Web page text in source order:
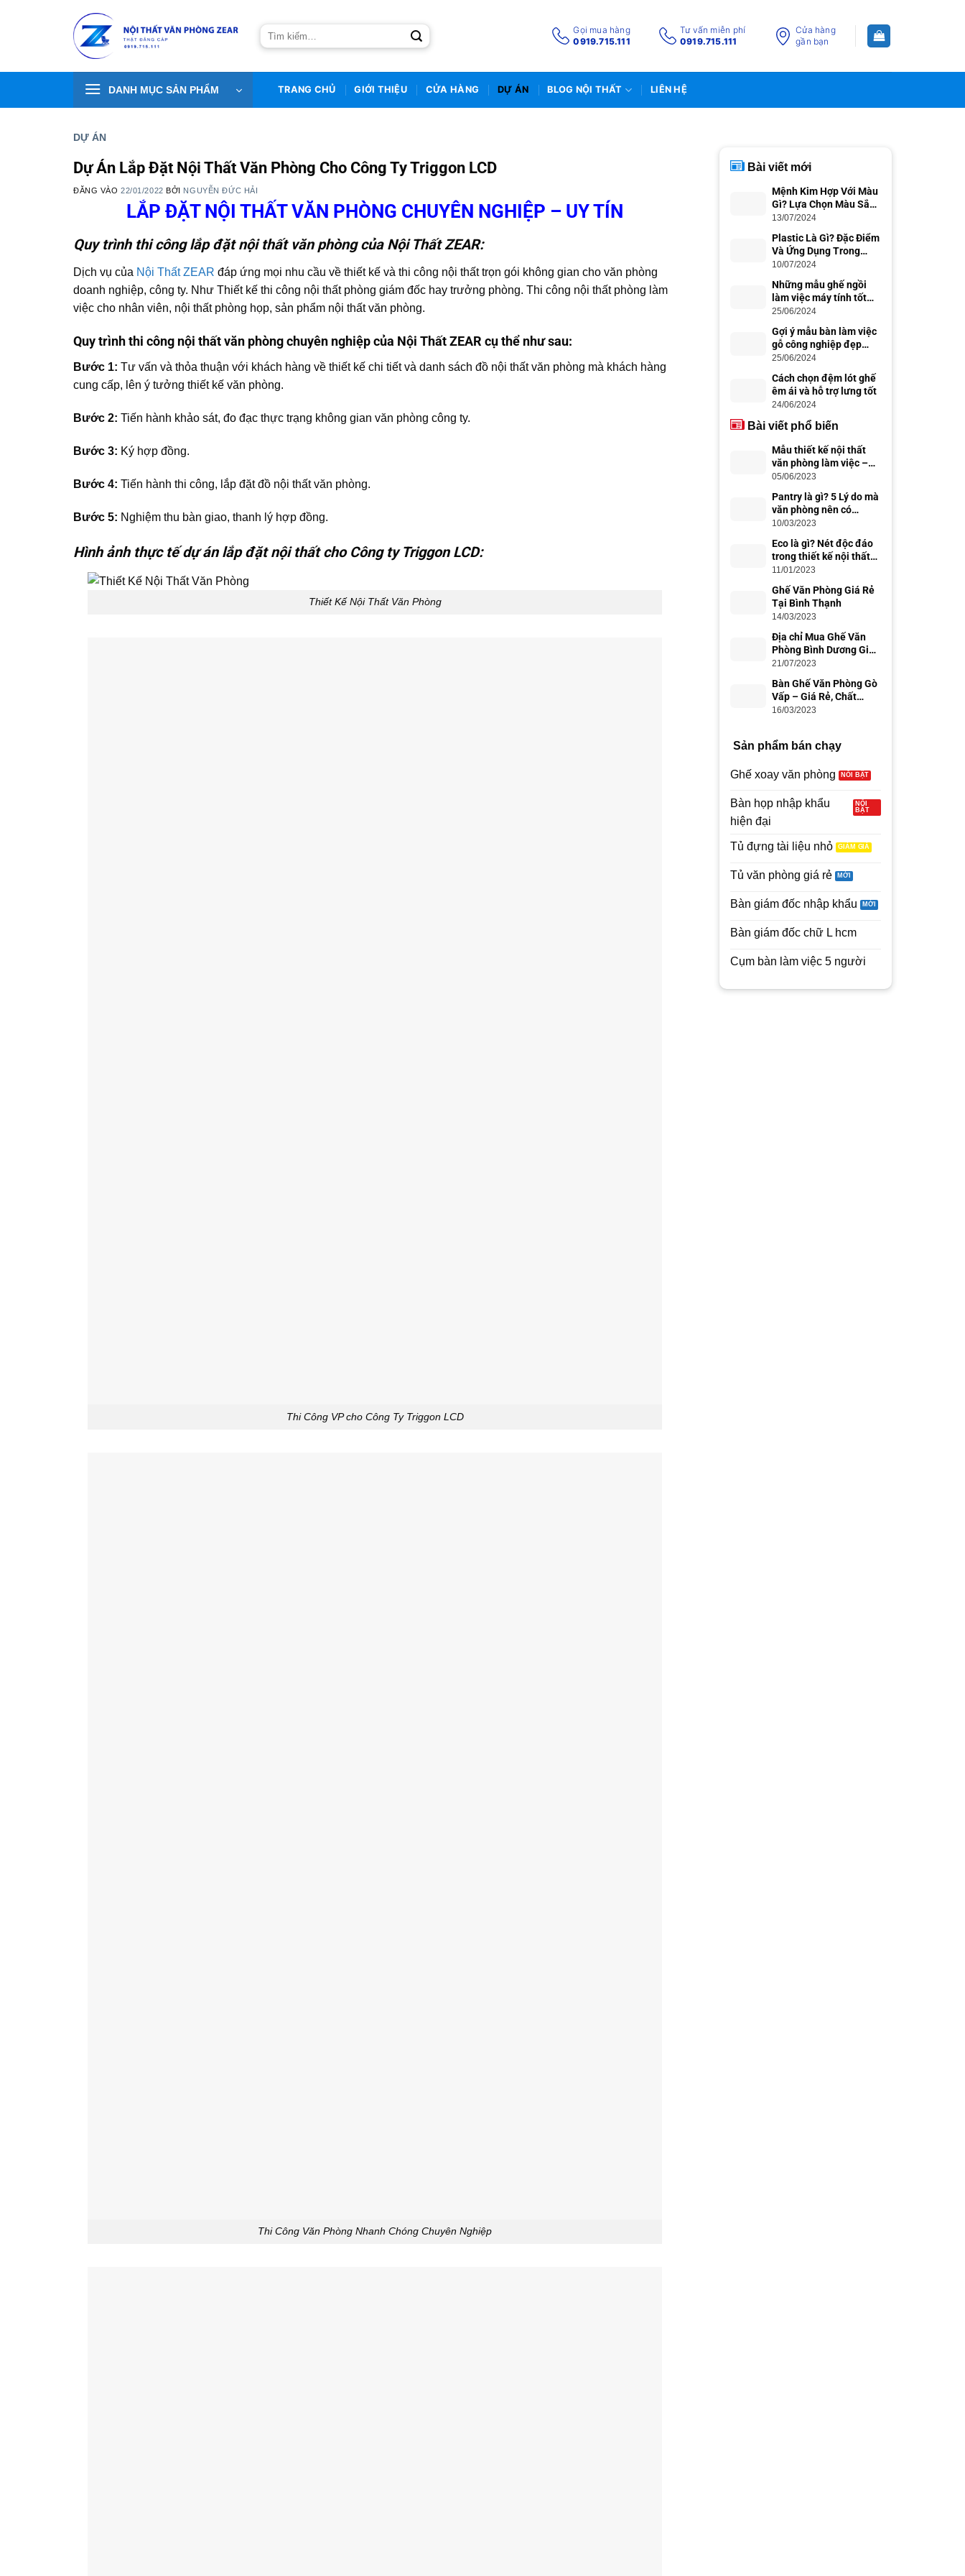
Tìm
kiếm:
Gọi mua hàng
0919.715.111
Tư vấn miễn phí
0919.715.111
Cửa hàng
gần bạn
DANH MỤC SẢN PHẨM TRANG CHỦ GIỚI THIỆU CỬA HÀNG DỰ ÁN BLOG NỘI THẤT LIÊN HỆ
DỰ ÁN
Dự Án Lắp Đặt Nội Thất Văn Phòng Cho Công Ty Triggon LCD
ĐĂNG VÀO22/01/2022 BỞI NGUYỄN ĐỨC HẢI
LẮP ĐẶT NỘI THẤT VĂN PHÒNG CHUYÊN NGHIỆP – UY TÍN
Quy trình thi công lắp đặt nội thất văn phòng của Nội Thất ZEAR:
Dịch vụ của Nội Thất ZEAR đáp ứng mọi nhu cầu về thiết kế và thi công nội thất trọn gói không gian cho văn phòng
doanh nghiệp, công ty. Như Thiết kế thi công nội thất phòng giám đốc hay trưởng phòng. Thi công nội thất phòng làm
việc cho nhân viên, nội thất phòng họp, sản phẩm nội thất văn phòng.
Quy trình thi công nội thất văn phòng chuyên nghiệp của Nội Thất ZEAR cụ thể như sau:
Bước 1: Tư vấn và thỏa thuận với khách hàng về thiết kế chi tiết và danh sách đồ nội thất văn phòng mà khách hàng
cung cấp, lên ý tưởng thiết kế văn phòng.
Bước 2: Tiến hành khảo sát, đo đạc thực trạng không gian văn phòng công ty.
Bước 3: Ký hợp đồng.
Bước 4: Tiến hành thi công, lắp đặt đồ nội thất văn phòng.
Bước 5: Nghiệm thu bàn giao, thanh lý hợp đồng.
Hình ảnh thực tế dự án lắp đặt nội thất cho Công ty Triggon LCD:
Thiết Kế Nội Thất Văn Phòng
Thi Công VP cho Công Ty Triggon LCD
Thi Công Văn Phòng Nhanh Chóng Chuyên Nghiệp
Bài viết mới
Mệnh Kim Hợp Với Màu
Gì? Lựa Chọn Màu Sắc
Phong Thủy
13/07/2024
Plastic Là Gì? Đặc Điểm
Và Ứng Dụng Trong
Cuộc Sống
10/07/2024
Những mẫu ghế ngồi
làm việc máy tính tốt
nhất cho dân văn phòng
25/06/2024
Gợi ý mẫu bàn làm việc
gỗ công nghiệp đẹp
hiện đại
25/06/2024
Cách chọn đệm lót ghế
êm ái và hỗ trợ lưng tốt
24/06/2024
Bài viết phổ biến
Mẫu thiết kế nội thất
văn phòng làm việc –
thiết kế văn phòng đẹp,
05/06/2023
Pantry là gì? 5 Lý do mà
văn phòng nên có
Office Pantry
10/03/2023
Eco là gì? Nét độc đáo
trong thiết kế nội thất
Eco
11/01/2023
Ghế Văn Phòng Giá Rẻ
Tại Bình Thạnh
14/03/2023
Địa chỉ Mua Ghế Văn
Phòng Bình Dương Giá
Rẻ, Uy Tín
21/07/2023
Bàn Ghế Văn Phòng Gò
Vấp – Giá Rẻ, Chất
Lượng
16/03/2023
Sản phẩm bán chạy
Ghế xoay văn phòng
Bàn họp nhập khẩu
hiện đại
Tủ đựng tài liệu nhỏ
Tủ văn phòng giá rẻ
Bàn giám đốc nhập khẩu
Bàn giám đốc chữ L hcm
Cụm bàn làm việc 5 người